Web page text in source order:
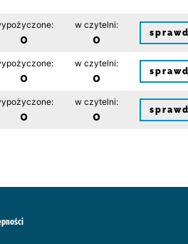
0
w czytelni:
0
0
w czytelni:
0
0
w czytelni:
0